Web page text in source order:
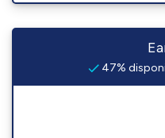
47%